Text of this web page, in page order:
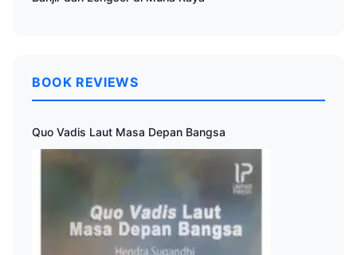
BOOK REVIEWS
Quo Vadis Laut Masa Depan Bangsa